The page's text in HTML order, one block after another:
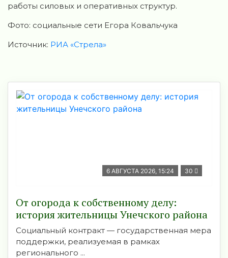
работы силовых и оперативных структур.
Фото: социальные сети Егора Ковальчука
Источник: РИА «Стрела»
6 АВГУСТА 2026, 15:24 30
От огорода к собственному делу:
история жительницы Унечского района
Социальный контракт — государственная мера
поддержки, реализуемая в рамках
регионального ...